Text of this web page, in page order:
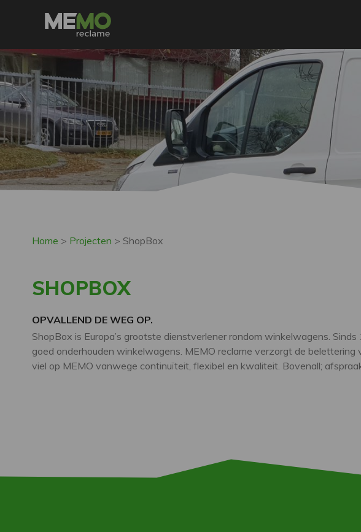
Home > Projecten > ShopBox
SHOPBOX
OPVALLEND DE WEG OP.
ShopBox is Europa’s grootste dienstverlener rondom winkelwagens.
goed onderhouden winkelwagens. MEMO reclame verzorgt de
viel op MEMO vanwege continuïteit, flexibel en kwaliteit. Bovenall;